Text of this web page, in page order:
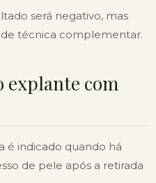
será negativo, mas
técnica complementar.
explante com
é indicado quando há
de pele após a retirada